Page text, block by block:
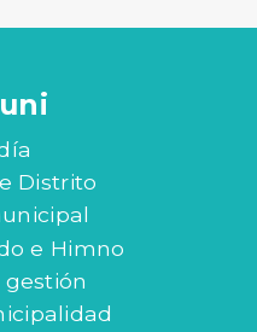
Distrito
e Himno